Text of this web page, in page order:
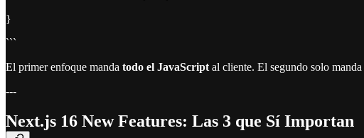
}
```
El primer enfoque manda todo el JavaScript al cliente. El segundo solo manda
---
Next.js 16 New Features: Las 3 que Sí Importan